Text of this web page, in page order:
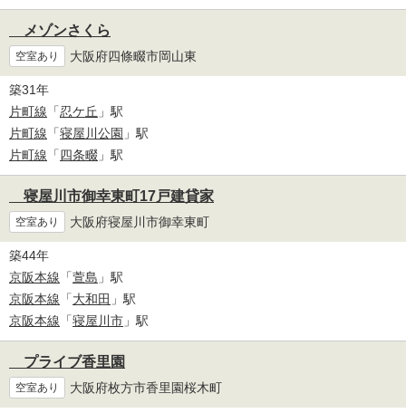
メゾンさくら
空室あり 大阪府四條畷市岡山東
築31年
片町線 「忍ケ丘 」駅
片町線 「寝屋川公園 」駅
片町線 「四条畷 」駅
寝屋川市御幸東町17戸建貸家
空室あり 大阪府寝屋川市御幸東町
築44年
京阪本線 「萱島 」駅
京阪本線 「大和田 」駅
京阪本線 「寝屋川市 」駅
プライブ香里園
空室あり 大阪府枚方市香里園桜木町